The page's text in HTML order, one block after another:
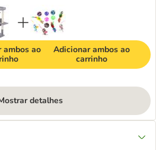
ambos ao
Adicionar ambos ao
carrinho
detalhes